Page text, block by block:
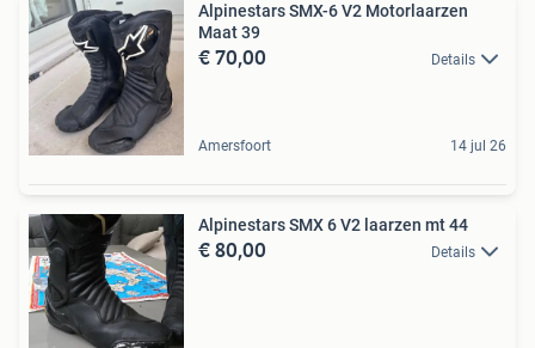
Alpinestars SMX-6 V2 Motorlaarzen
Maat 39
€ 70,00 Details
Amersfoort 14 jul 26
Alpinestars SMX 6 V2 laarzen mt 44
€ 80,00 Details